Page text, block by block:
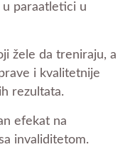
u paraatletici u
žele da treniraju, a
i kvalitetnije
rezultata.
efekat na
invaliditetom.